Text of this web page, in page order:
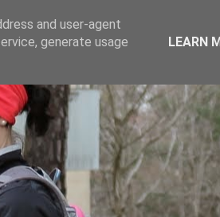
and user-agent
generate usage
LEARN